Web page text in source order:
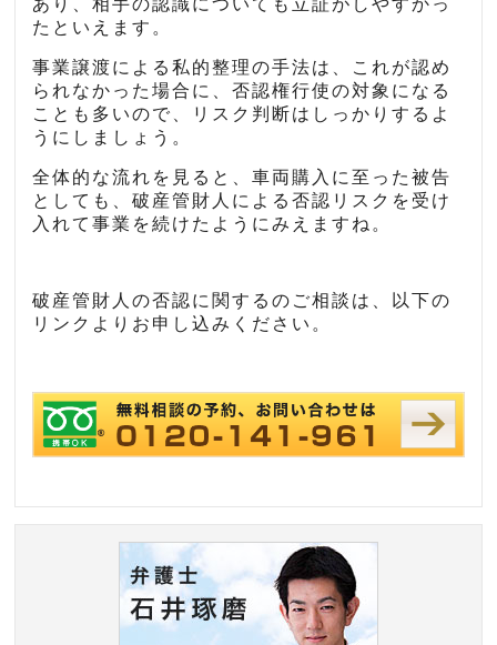
あり、相手の認識についても立証がしやすかっ
たといえます。
事業譲渡による私的整理の手法は、これが認め
られなかった場合に、否認権行使の対象になる
ことも多いので、リスク判断はしっかりするよ
うにしましょう。
全体的な流れを見ると、車両購入に至った被告
としても、破産管財人による否認リスクを受け
入れて事業を続けたようにみえますね。
破産管財人の否認に関するのご相談は、以下の
リンクよりお申し込みください。